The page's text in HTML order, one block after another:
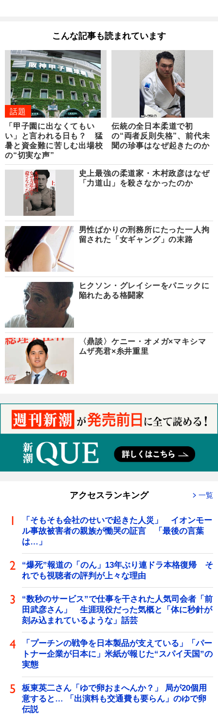
こんな記事も読まれています
話題
「甲子園に出なくてもい
い」と言われる日も？ 猛
暑と資金難に苦しむ出場校
の“切実な声”
伝統の全日本柔道で初
の“両者反則失格”、前代未
聞の珍事はなぜ起きたのか
史上最強の柔道家・木村政彦はなぜ
「力道山」を殺さなかったのか
男性ばかりの刑務所にたった一人拘
留された「女ギャング」の末路
ヒクソン・グレイシーをパニックに
陥れたある格闘家
〈鼎談〉ケニー・オメガ×マキシマ
ムザ亮君×糸井重里
アクセスランキング 一覧
「そもそも会社のせいで起きた人災」 イオンモー
ル事故被害者の親族が慟哭の証言 「最後の言葉
は…」
“爆死”報道の「のん」13年ぶり連ドラ本格復帰 そ
れでも視聴者の評判が上々な理由
“数秒のサービス”で仕事を干された人気司会者「前
田武彦さん」 生涯現役だった気概と「体に秒針が
刻み込まれているような」話芸
「プーチンの戦争を日本製品が支えている」「パー
トナー企業が日本に」米紙が報じた“スパイ天国”の
実態
板東英二さん「ゆで卵おまへんか？」 局が20個用
意すると… 「出演料も交通費も要らん」のゆで卵
伝説